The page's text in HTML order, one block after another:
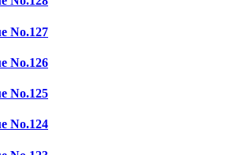
No.127
No.126
No.125
No.124